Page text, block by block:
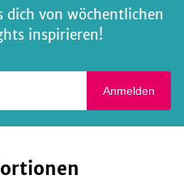
dich von wöchentlichen
inspirieren!
Anmelden